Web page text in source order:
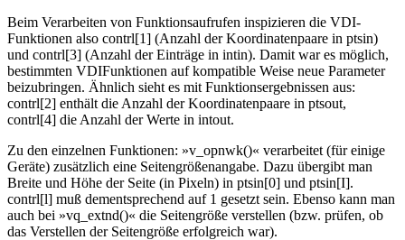
Beim Verarbeiten von Funktionsaufrufen inspizieren die VDI-
Funktionen also contrl[1] (Anzahl der Koordinatenpaare in ptsin)
und contrl[3] (Anzahl der Einträge in intin). Damit war es möglich,
bestimmten VDIFunktionen auf kompatible Weise neue Parameter
beizubringen. Ähnlich sieht es mit Funktionsergebnissen aus:
contrl[2] enthält die Anzahl der Koordinatenpaare in ptsout,
contrl[4] die Anzahl der Werte in intout.
Zu den einzelnen Funktionen: »v_opnwk()« verarbeitet (für einige
Geräte) zusätzlich eine Seitengrößenangabe. Dazu übergibt man
Breite und Höhe der Seite (in Pixeln) in ptsin[0] und ptsin[I].
contrl[l] muß dementsprechend auf 1 gesetzt sein. Ebenso kann man
auch bei »vq_extnd()« die Seitengröße verstellen (bzw. prüfen, ob
das Verstellen der Seitengröße erfolgreich war).